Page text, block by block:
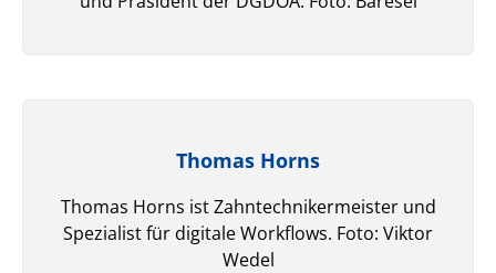
Thomas Horns
Thomas Horns ist Zahntechnikermeister und
Spezialist für digitale Workflows. Foto: Viktor
Wedel